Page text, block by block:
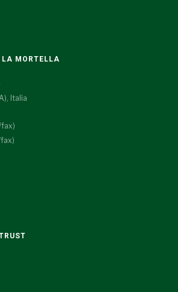
MORTELLA
Italia